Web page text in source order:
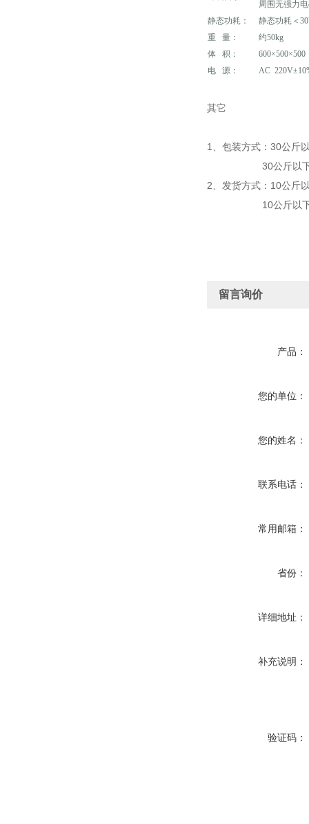
周围无强力
静态功耗：
静态功耗＜
重 量：
约50kg
体 积：
600×500×500
电 源：
AC
其它
1、包装方式：30公斤
30公斤以下
2、发货方式：10公斤
10公斤以下，
留言询价
产品：
您的单位：
您的姓名：
联系电话：
常用邮箱：
省份：
详细地址：
补充说明：
验证码：